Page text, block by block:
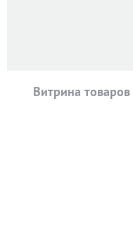
Витрина товаров